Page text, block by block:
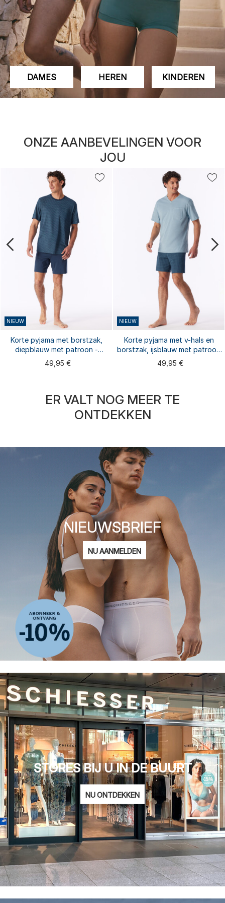
DAMES HEREN KINDEREN
ONZE AANBEVELINGEN VOOR
JOU
NIEUW
Korte pyjama met borstzak,
diepblauw met patroon -
Comfort Essentials
49,95 €
NIEUW
Korte pyjama met v-hals en
borstzak, ijsblauw met patroon
- Comfort Essentials
49,95 €
ER VALT NOG MEER TE
ONTDEKKEN
NIEUWSBRIEF
E-
mailadres
NU AANMELDEN
Ik ben geïnteresseerd in:
Damesmode
Herenmode
Kindermode
ADIDAS
Privacy Policy
STORES BIJ U IN DE BUURT
NU ONTDEKKEN